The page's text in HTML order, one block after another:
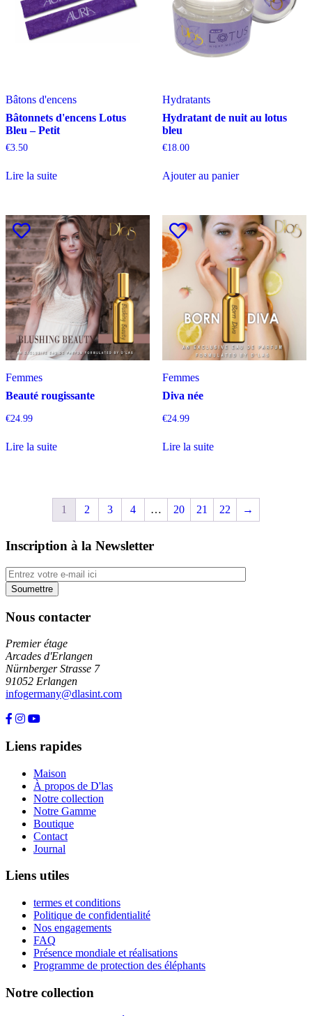
Bâtons d'encens
Bâtonnets d'encens Lotus
Bleu – Petit
€3.50
Lire la suite
Hydratants
Hydratant de nuit au lotus
bleu
€18.00
Ajouter au panier
Femmes
Beauté rougissante
€24.99
Lire la suite
Femmes
Diva née
€24.99
Lire la suite
1 2 3 4 … 20 21 22 →
Inscription à la Newsletter
Nous contacter
Premier étage
Arcades d'Erlangen
Nürnberger Strasse 7
91052 Erlangen
infogermany@dlasint.com
Liens rapides
Maison
À propos de D'las
Notre collection
Notre Gamme
Boutique
Contact
Journal
Liens utiles
termes et conditions
Politique de confidentialité
Nos engagements
FAQ
Présence mondiale et réalisations
Programme de protection des éléphants
Notre collection